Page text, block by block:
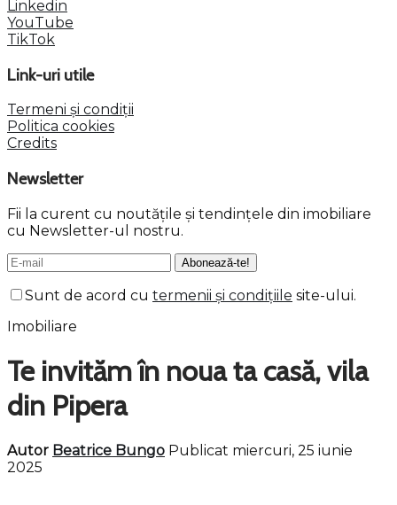
Linkedin
YouTube
TikTok
Link-uri utile
Termeni și condiții
Politica cookies
Credits
Newsletter
Fii la curent cu noutățile și tendințele din imobiliare
cu Newsletter-ul nostru.
Sunt de acord cu termenii și condițiile site-ului.
Imobiliare
Te invităm în noua ta casă, vila
din Pipera
Autor Beatrice Bungo Publicat miercuri, 25 iunie
2025